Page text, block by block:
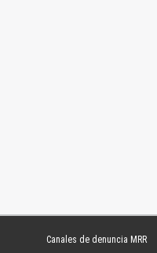
Canales de denuncia MRR